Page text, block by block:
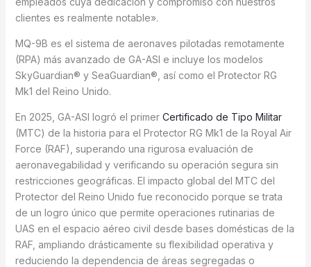
clientes es realmente notable».
MQ-9B es el sistema de aeronaves pilotadas remotamente
(RPA) más avanzado de GA-ASI e incluye los modelos
SkyGuardian® y SeaGuardian®, así como el Protector RG
Mk1 del Reino Unido.
En 2025, GA-ASI logró el primer Certificado de Tipo Militar
(MTC) de la historia para el Protector RG Mk1 de la Royal Air
Force (RAF), superando una rigurosa evaluación de
aeronavegabilidad y verificando su operación segura sin
restricciones geográficas. El impacto global del MTC del
Protector del Reino Unido fue reconocido porque se trata
de un logro único que permite operaciones rutinarias de
UAS en el espacio aéreo civil desde bases domésticas de la
RAF, ampliando drásticamente su flexibilidad operativa y
reduciendo la dependencia de áreas segregadas o